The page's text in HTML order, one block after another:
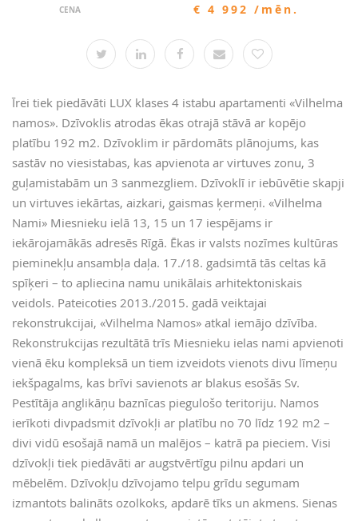
CENA
€ 4 992 /mēn.
Īrei tiek piedāvāti LUX klases 4 istabu apartamenti «Vilhelma
namos». Dzīvoklis atrodas ēkas otrajā stāvā ar kopējo
platību 192 m2. Dzīvoklim ir pārdomāts plānojums, kas
sastāv no viesistabas, kas apvienota ar virtuves zonu, 3
guļamistabām un 3 sanmezgliem. Dzīvoklī ir iebūvētie skapji
un virtuves iekārtas, aizkari, gaismas ķermeņi. «Vilhelma
Nami» Miesnieku ielā 13, 15 un 17 iespējams ir
iekārojamākās adresēs Rīgā. Ēkas ir valsts nozīmes kultūras
pieminekļu ansambļa daļa. 17./18. gadsimtā tās celtas kā
spīķeri – to apliecina namu unikālais arhitektoniskais
veidols. Pateicoties 2013./2015. gadā veiktajai
rekonstrukcijai, «Vilhelma Namos» atkal iemājo dzīvība.
Rekonstrukcijas rezultātā trīs Miesnieku ielas nami apvienoti
vienā ēku kompleksā un tiem izveidots vienots divu līmeņu
iekšpagalms, kas brīvi savienots ar blakus esošās Sv.
Pestītāja anglikāņu baznīcas piegulošo teritoriju. Namos
ierīkoti divpadsmit dzīvokļi ar platību no 70 līdz 192 m2 –
divi vidū esošajā namā un malējos – katrā pa pieciem. Visi
dzīvokļi tiek piedāvāti ar augstvērtīgu pilnu apdari un
mēbelēm. Dzīvokļu dzīvojamo telpu grīdu segumam
izmantots balināts ozolkoks, apdarē tīks un akmens. Sienas